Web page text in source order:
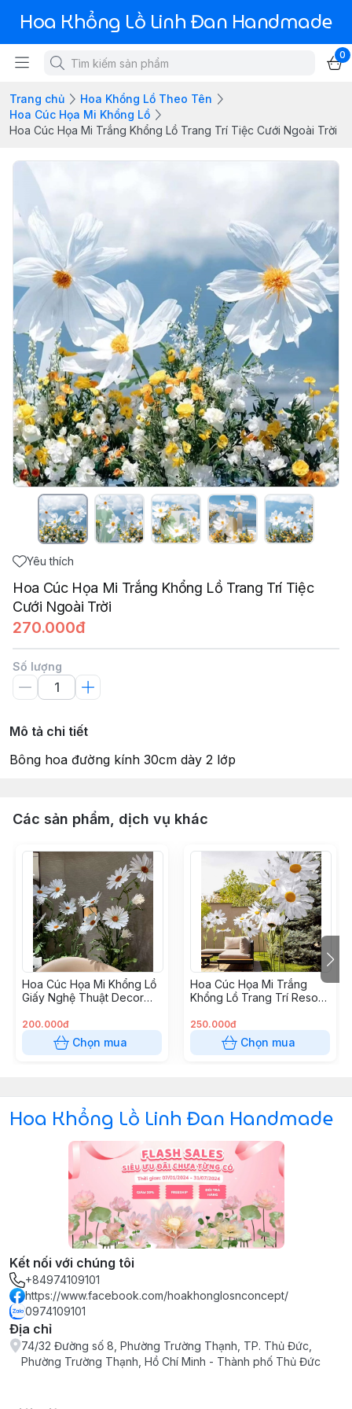
Hoa Khổng Lồ Linh Đan Handmade
0
Trang chủ
Hoa Khổng Lồ Theo Tên
Hoa Cúc Họa Mi Khổng Lồ
Hoa Cúc Họa Mi Trắng Khổng Lồ Trang Trí Tiệc Cưới Ngoài Trời
Yêu thích
Hoa Cúc Họa Mi Trắng Khổng Lồ Trang Trí Tiệc
Cưới Ngoài Trời
270.000đ
Số lượng
Mô tả chi tiết
Bông hoa đường kính 30cm dày 2 lớp
Các sản phẩm, dịch vụ khác
Hoa Cúc Họa Mi Khổng Lồ
Giấy Nghệ Thuật Decor
Studio, Spa
200.000đ
Chọn mua
Hoa Cúc Họa Mi Trắng
Khổng Lồ Trang Trí Resort,
Cafe
250.000đ
Chọn mua
Hoa Khổng Lồ Linh Đan Handmade
Kết nối với chúng tôi
+84974109101
https://www.facebook.com/hoakhonglosnconcept/
0974109101
Địa chỉ
74/32 Đường số 8, Phường Trường Thạnh, TP. Thủ Đức,
Phường Trường Thạnh, Hồ Chí Minh - Thành phố Thủ Đức